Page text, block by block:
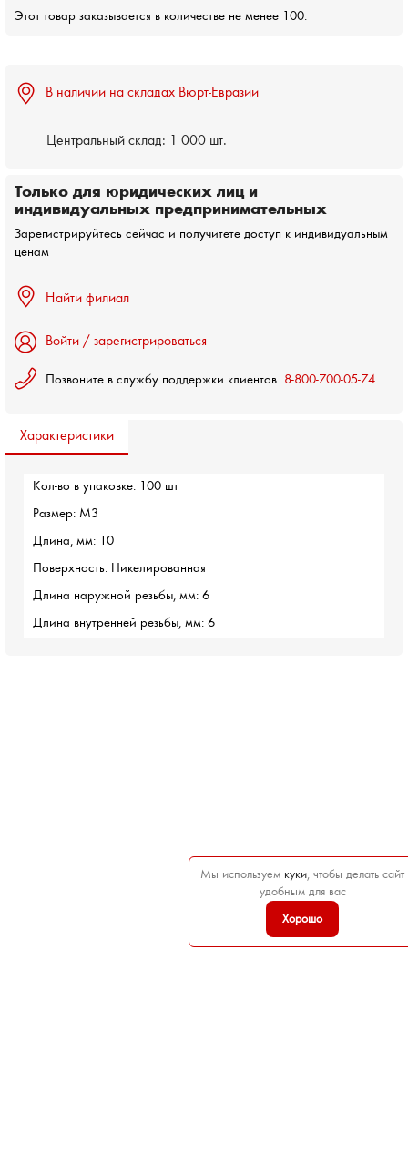
Мы используем куки, чтобы делать сайт
удобным для вас
Хорошо
Этот товар заказывается в количестве не менее 100.
В наличии на складах Вюрт-Евразии
Центральный склад: 1 000 шт.
Только для юридических лиц и
индивидуальных предпринимательных
Зарегистрируйтесь сейчас и получитете доступ к индивидуальным
ценам
Найти филиал
Войти / зарегистрироваться
Позвоните в службу поддержки клиентов 8-800-700-05-74
Характеристики
Кол-во в упаковке: 100 шт
Размер: M3
Длина, мм: 10
Поверхность: Никелированная
Длина наружной резьбы, мм: 6
Длина внутренней резьбы, мм: 6